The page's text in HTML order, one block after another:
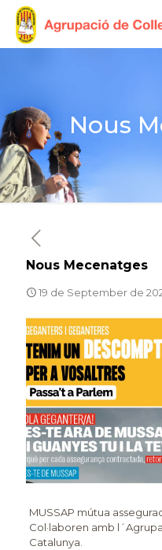
Nous
Nous Mecenatges
19 de September de
MUSSAP mútua
Col·laboren amb
Catalunya.